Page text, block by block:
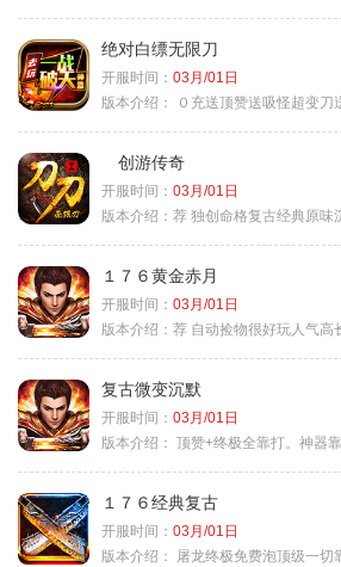
绝对白缥无限刀
开服时间： 03月/01日
版本介绍：
０充送顶赞送吸怪超变刀
创游传奇
开服时间： 03月/01日
版本介绍： 荐 独创命格复古经典原味
１７６黄金赤月
开服时间： 03月/01日
版本介绍： 荐 自动捡物很好玩人气高
复古微变沉默
开服时间： 03月/01日
版本介绍： 顶赞+终极全靠打。神器
１７６经典复古
开服时间： 03月/01日
版本介绍：
屠龙终极免费泡顶级一切